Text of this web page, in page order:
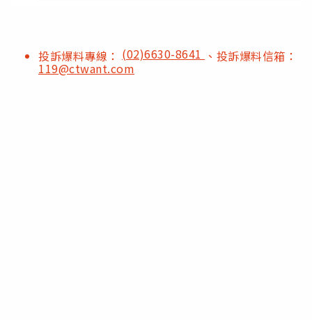
投訴爆料專線： (02)6630-8641 、投訴爆料信箱：
119@ctwant.com